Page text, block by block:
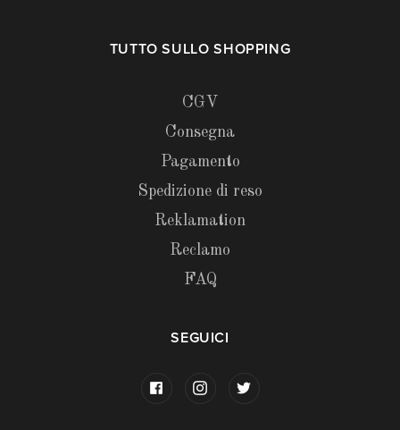
TUTTO SULLO SHOPPING
CGV
Consegna
Pagamento
Spedizione di reso
Reklamation
Reclamo
FAQ
SEGUICI